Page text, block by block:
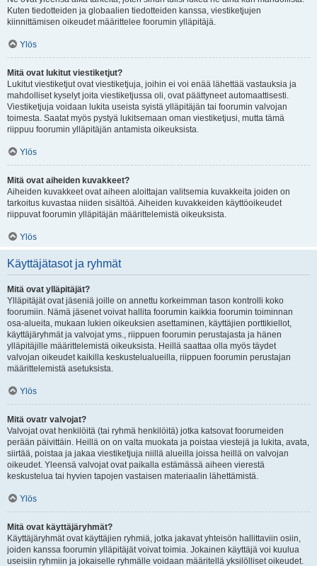
Kuten tiedotteiden ja globaalien tiedotteiden kanssa, viestiketjujen
kiinnittämisen oikeudet määrittelee foorumin ylläpitäjä.
Ylös
Mitä ovat lukitut viestiketjut?
Lukitut viestiketjut ovat viestiketjuja, joihin ei voi enää lähettää vastauksia ja
mahdolliset kyselyt joita viestiketjussa oli, ovat päättyneet automaattisesti.
Viestiketjuja voidaan lukita useista syistä ylläpitäjän tai foorumin valvojan
toimesta. Saatat myös pystyä lukitsemaan oman viestiketjusi, mutta tämä
riippuu foorumin ylläpitäjän antamista oikeuksista.
Ylös
Mitä ovat aiheiden kuvakkeet?
Aiheiden kuvakkeet ovat aiheen aloittajan valitsemia kuvakkeita joiden on
tarkoitus kuvastaa niiden sisältöä. Aiheiden kuvakkeiden käyttöoikeudet
riippuvat foorumin ylläpitäjän määrittelemistä oikeuksista.
Ylös
Käyttäjätasot ja ryhmät
Mitä ovat ylläpitäjät?
Ylläpitäjät ovat jäseniä joille on annettu korkeimman tason kontrolli koko
foorumiin. Nämä jäsenet voivat hallita foorumin kaikkia foorumin toiminnan
osa-alueita, mukaan lukien oikeuksien asettaminen, käyttäjien porttikiellot,
käyttäjäryhmät ja valvojat yms., riippuen foorumin perustajasta ja hänen
ylläpitäjille määrittelemistä oikeuksista. Heillä saattaa olla myös täydet
valvojan oikeudet kaikilla keskustelualueilla, riippuen foorumin perustajan
määrittelemistä asetuksista.
Ylös
Mitä ovatr valvojat?
Valvojat ovat henkilöitä (tai ryhmä henkilöitä) jotka katsovat foorumeiden
perään päivittäin. Heillä on on valta muokata ja poistaa viestejä ja lukita, avata,
siirtää, poistaa ja jakaa viestiketjuja niillä alueilla joissa heillä on valvojan
oikeudet. Yleensä valvojat ovat paikalla estämässä aiheen vierestä
keskustelua tai hyvien tapojen vastaisen materiaalin lähettämistä.
Ylös
Mitä ovat käyttäjäryhmät?
Käyttäjäryhmät ovat käyttäjien ryhmiä, jotka jakavat yhteisön hallittaviin osiin,
joiden kanssa foorumin ylläpitäjät voivat toimia. Jokainen käyttäjä voi kuulua
useisiin ryhmiin ja jokaiselle ryhmälle voidaan määritellä yksilölliset oikeudet.